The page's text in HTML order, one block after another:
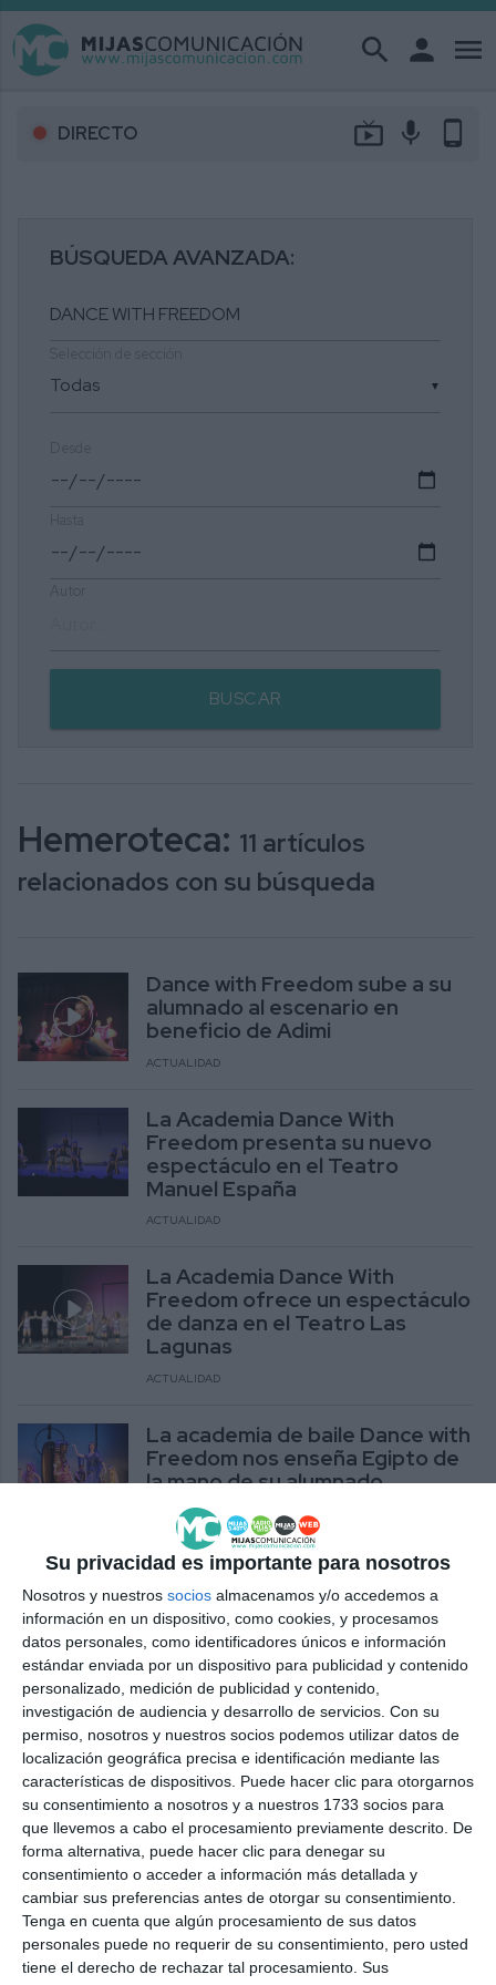
Su privacidad es importante para nosotros
Nosotros y nuestros socios almacenamos y/o accedemos a
información en un dispositivo, como cookies, y procesamos
datos personales, como identificadores únicos e información
estándar enviada por un dispositivo para publicidad y contenido
personalizado, medición de publicidad y contenido,
investigación de audiencia y desarrollo de servicios. Con su
permiso, nosotros y nuestros socios podemos utilizar datos de
localización geográfica precisa e identificación mediante las
características de dispositivos. Puede hacer clic para otorgarnos
su consentimiento a nosotros y a nuestros 1733 socios para
que llevemos a cabo el procesamiento previamente descrito. De
forma alternativa, puede hacer clic para denegar su
consentimiento o acceder a información más detallada y
cambiar sus preferencias antes de otorgar su consentimiento.
Tenga en cuenta que algún procesamiento de sus datos
personales puede no requerir de su consentimiento, pero usted
tiene el derecho de rechazar tal procesamiento. Sus
search person menu
DIRECTO live_tv mic phone_android
BÚSQUEDA AVANZADA:
▼
BUSCAR
Hemeroteca: 11 artículos
relacionados con su búsqueda
Dance with Freedom sube a su
alumnado al escenario en
beneficio de Adimi
ACTUALIDAD
La Academia Dance With
Freedom presenta su nuevo
espectáculo en el Teatro
Manuel España
ACTUALIDAD
La Academia Dance With
Freedom ofrece un espectáculo
de danza en el Teatro Las
Lagunas
ACTUALIDAD
La academia de baile Dance with
Freedom nos enseña Egipto de
la mano de su alumnado
ACTUALIDAD
La academia de baile Dance
With Freedom presenta su
espectáculo ‘Inspiración’
ACTUALIDAD
Dance with Freedom llena de
baile el escenario del Teatro Las
Lagunas
CULTURA
Dance With Freedom ofrece un
espectáculo benéfico
ACTUALIDAD
Dance With Freedom celebra un